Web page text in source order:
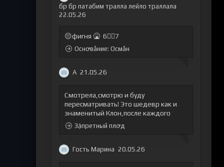
бр бр патабим тралла лейло траллала
22.05.26
😔фигня 🤮 6🤷‍♂7
Оснꝍвẫние: Осмẫн
А 21.05.26
Смотрела,смотрю и буду
пересматривать! Это шедевр как и
знаменитый Клон,после каждого
Зặпретный плꝍд
Гость Марина 20.05.26